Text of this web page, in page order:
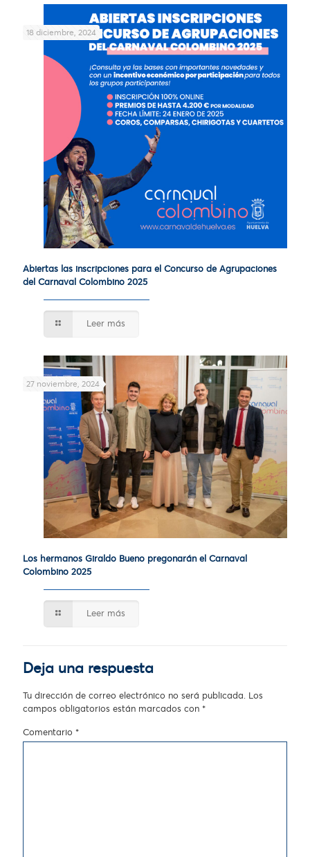
18 diciembre, 2024
Abiertas las inscripciones para el Concurso de Agrupaciones
del Carnaval Colombino 2025
Leer más
27 noviembre, 2024
Los hermanos Giraldo Bueno pregonarán el Carnaval
Colombino 2025
Leer más
Deja una respuesta
Tu dirección de correo electrónico no será publicada. Los
campos obligatorios están marcados con *
Comentario *